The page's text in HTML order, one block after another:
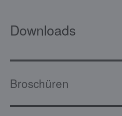
Downloads
Broschüren